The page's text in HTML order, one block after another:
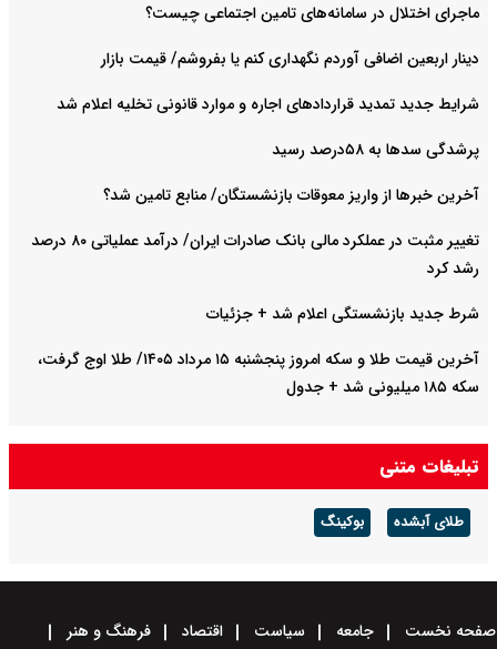
ماجرای اختلال در سامانه‌های تامین اجتماعی چیست؟
دینار اربعین اضافی آوردم نگهداری کنم یا بفروشم/ قیمت بازار
شرایط جدید تمدید قراردادهای اجاره و موارد قانونی تخلیه اعلام شد
پرشدگی سدها به ۵۸درصد رسید
آخرین خبرها از واریز معوقات بازنشستگان/ منابع تامین شد؟
تغییر مثبت در عملکرد مالی بانک صادرات ایران/ درآمد عملیاتی ۸۰ درصد
رشد کرد
شرط جدید بازنشستگی اعلام شد + جزئیات
آخرین قیمت طلا و سکه امروز پنجشنبه ۱۵ مرداد ۱۴۰۵/ طلا اوج گرفت،
سکه ۱۸۵ میلیونی شد + جدول
تبلیغات متنی
طلای آبشده بوکینگ
صفحه نخست جامعه سیاست اقتصاد
فرهنگ و هنر